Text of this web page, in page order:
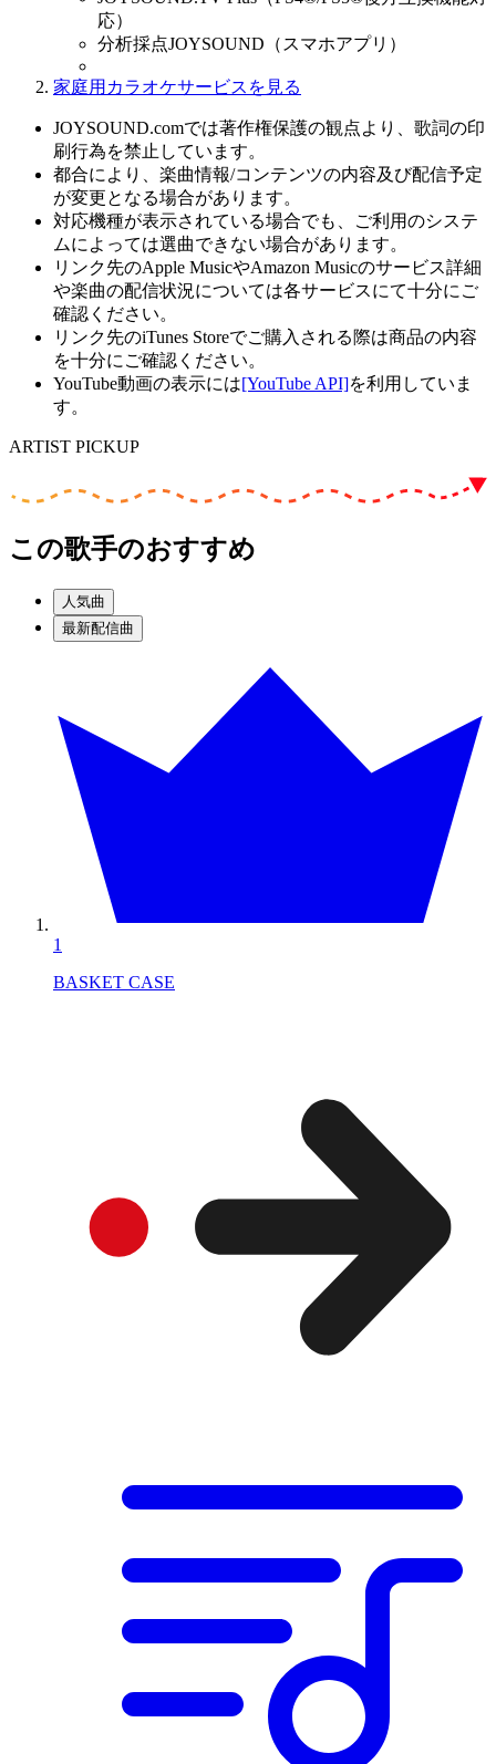
応）
分析採点JOYSOUND（スマホアプリ）
家庭用カラオケサービスを見る
JOYSOUND.comでは著作権保護の観点より、歌詞の印
刷行為を禁止しています。
都合により、楽曲情報/コンテンツの内容及び配信予定
が変更となる場合があります。
対応機種が表示されている場合でも、ご利用のシステ
ムによっては選曲できない場合があります。
リンク先のApple MusicやAmazon Musicのサービス詳細
や楽曲の配信状況については各サービスにて十分にご
確認ください。
リンク先のiTunes Storeでご購入される際は商品の内容
を十分にご確認ください。
YouTube動画の表示には[YouTube API]を利用していま
す。
ARTIST PICKUP
この歌手のおすすめ
人気曲
最新配信曲
1
BASKET CASE